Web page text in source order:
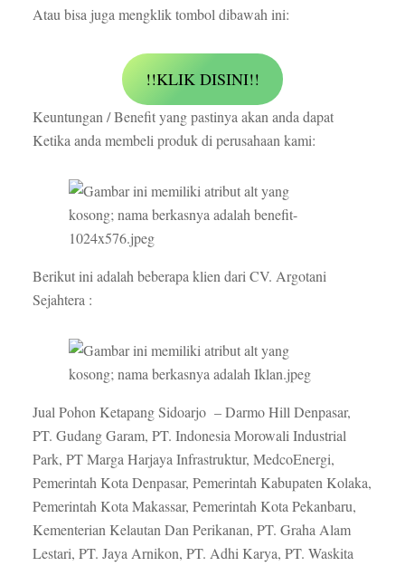
Atau bisa juga mengklik tombol dibawah ini:
!!KLIK DISINI!!
Keuntungan / Benefit yang pastinya akan anda dapat
Ketika anda membeli produk di perusahaan kami:
Berikut ini adalah beberapa klien dari CV. Argotani
Sejahtera :
Jual Pohon Ketapang Sidoarjo – Darmo Hill Denpasar,
PT. Gudang Garam, PT. Indonesia Morowali Industrial
Park, PT Marga Harjaya Infrastruktur, MedcoEnergi,
Pemerintah Kota Denpasar, Pemerintah Kabupaten Kolaka,
Pemerintah Kota Makassar, Pemerintah Kota Pekanbaru,
Kementerian Kelautan Dan Perikanan, PT. Graha Alam
Lestari, PT. Jaya Arnikon, PT. Adhi Karya, PT. Waskita